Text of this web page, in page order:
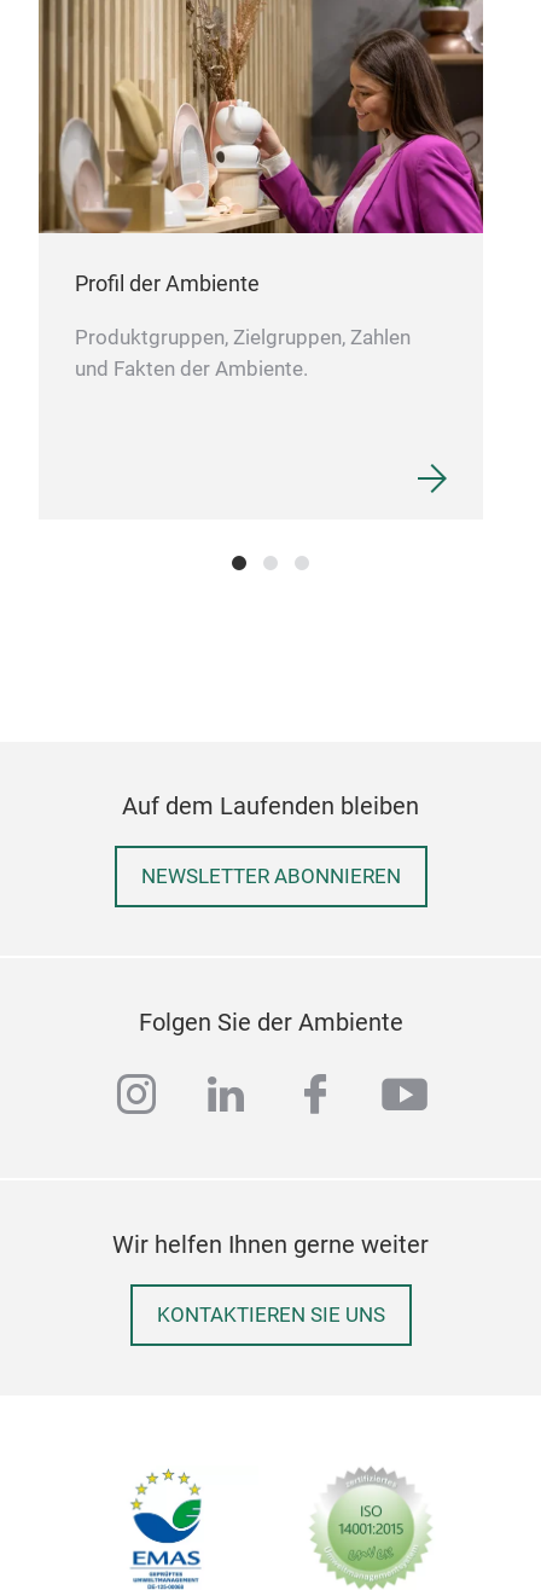
Profil der Ambiente
Produktgruppen, Zielgruppen, Zahlen
und Fakten der Ambiente.
Auf dem Laufenden bleiben
NEWSLETTER ABONNIEREN
Folgen Sie der Ambiente
instagram
linkedinfacebook
Wir helfen Ihnen gerne weiter
KONTAKTIEREN SIE UNS